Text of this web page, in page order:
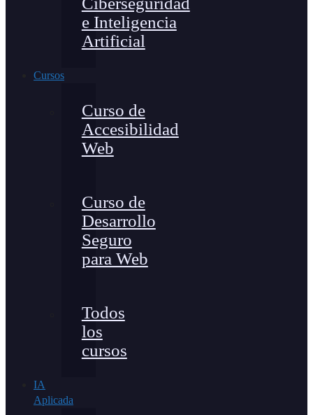
e Inteligencia
Artificial
Cursos
Curso de
Accesibilidad
Web
Curso de
Desarrollo
Seguro
para Web
Todos
los
cursos
IA
Aplicada